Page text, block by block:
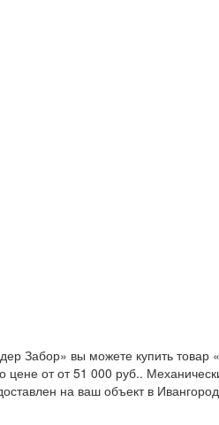
Забор» вы можете купить товар
цене от от 51 000 руб..
на ваш объект в